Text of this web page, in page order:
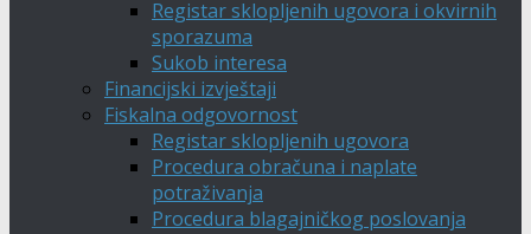
Registar sklopljenih ugovora i okvirnih
sporazuma
Sukob interesa
Financijski izvještaji
Fiskalna odgovornost
Registar sklopljenih ugovora
Procedura obračuna i naplate
potraživanja
Procedura blagajničkog poslovanja